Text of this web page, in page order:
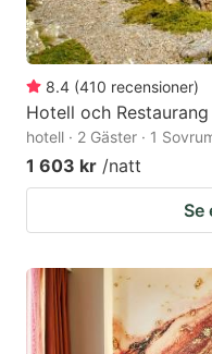
8.4 (410 recensioner)
Hotell och
hotell · 2 Gäster · 1
1 603 kr /natt
Se